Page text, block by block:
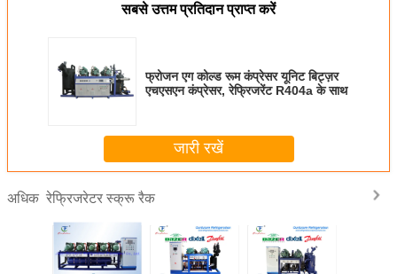
सबसे उत्तम प्रतिदान प्राप्त करें
फ्रोजन एग कोल्ड रूम कंप्रेसर यूनिट बिट्ज़र
एचएसएन कंप्रेसर, रेफ्रिजरेंट R404a के साथ
जारी रखें
अधिक रेफ्रिजरेटर स्क्रू रैक